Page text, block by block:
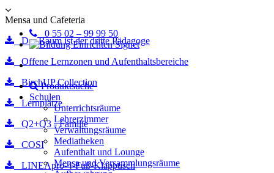
Mensa und Cafeteria
Der Raum ist der dritte Pädagoge
Offene Lernzonen und Aufenthaltsbereiche
BirchUP Collection
Lernplätze
Q2+Q3 - Familie
COSI
LINEApro-4-Fuß-Klapptisch
0 55 02 – 99 99 50
Produktsuche
Schulen
Unterrichtsräume
Lehrerzimmer
Verwaltungsräume
Mediatheken
Aufenthalt und Lounge
Mensa und Versammlungsräume